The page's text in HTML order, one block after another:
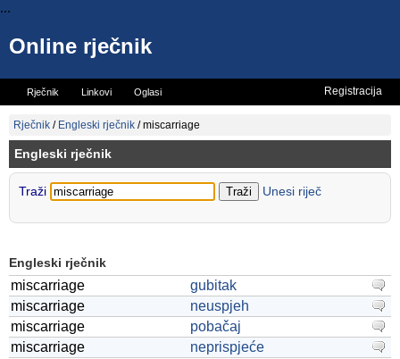
...
Online rječnik
Rječnik Linkovi Oglasi
Vicevi Mini rječnik
Registracija
Rječnik / Engleski rječnik /miscarriage
Engleski rječnik
Traži Unesi riječ
Engleski rječnik
miscarriage
gubitak
miscarriage
neuspjeh
miscarriage
pobačaj
miscarriage
neprispjeće